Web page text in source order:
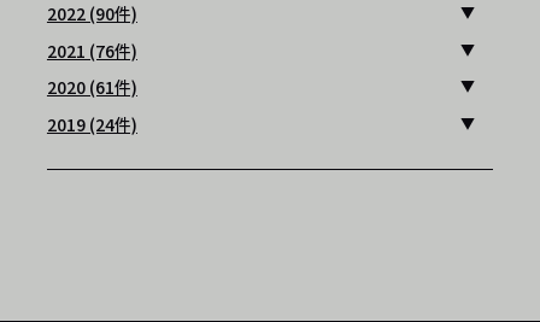
2022 (90件)
2021 (76件)
2020 (61件)
2019 (24件)